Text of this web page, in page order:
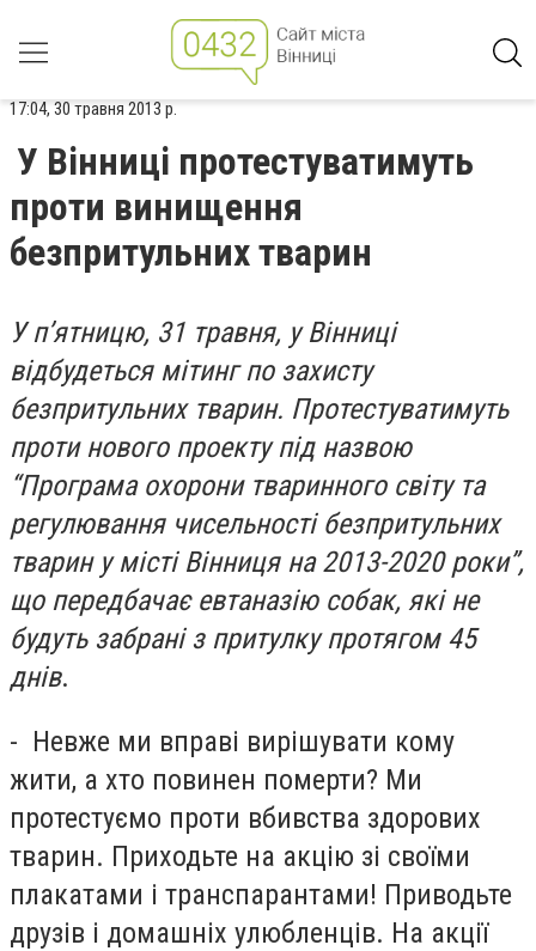
17:04, 30 травня 2013 р.
У Вінниці протестуватимуть
проти винищення
безпритульних тварин
У п’ятницю, 31 травня, у Вінниці
відбудеться мітинг по захисту
безпритульних тварин. Протестуватимуть
проти нового проекту під назвою
“Програма охорони тваринного світу та
регулювання чисельності безпритульних
тварин у місті Вінниця на 2013-2020 роки”,
що передбачає евтаназію собак, які не
будуть забрані з притулку протягом 45
днів.
- Невже ми вправі вирішувати кому
жити, а хто повинен померти? Ми
протестуємо проти вбивства здорових
тварин. Приходьте на акцію зі своїми
плакатами і транспарантами! Приводьте
друзів і домашніх улюбленців. На акції